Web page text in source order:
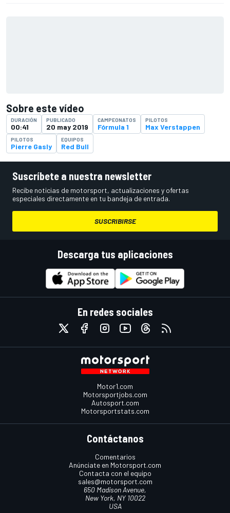
Sobre este vídeo
DURACIÓN
00:41
PUBLICADO
20 may 2019
CAMPEONATOS
Fórmula 1
PILOTOS
Max Verstappen
PILOTOS
Pierre Gasly
EQUIPOS
Red Bull
Suscríbete a nuestra newsletter
Recibe noticias de motorsport, actualizaciones y ofertas
especiales directamente en tu bandeja de entrada.
SUSCRIBIRSE
Descarga tus aplicaciones
En redes sociales
Motor1.com
Motorsportjobs.com
Autosport.com
Motorsportstats.com
Contáctanos
Comentarios
Anúnciate en Motorsport.com
Contacta con el equipo
sales@motorsport.com
650 Madison Avenue,
New York, NY 10022
USA